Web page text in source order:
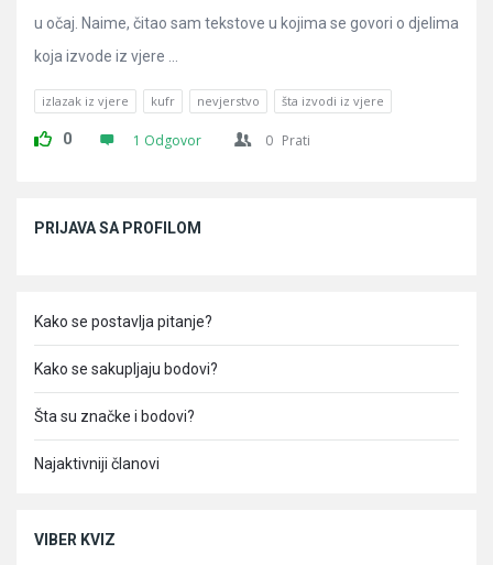
u očaj. Naime, čitao sam tekstove u kojima se govori o djelima
koja izvode iz vjere ...
izlazak iz vjere kufr nevjerstvo šta izvodi iz vjere
0 1 Odgovor 0 Prati
PRIJAVA SA PROFILOM
Kako se postavlja pitanje?
Kako se sakupljaju bodovi?
Šta su značke i bodovi?
Najaktivniji članovi
VIBER KVIZ